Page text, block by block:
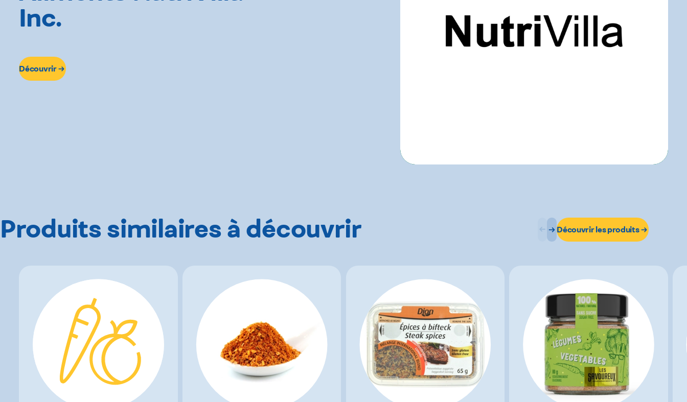
Inc.
Découvrir
Produits similaires à découvrir Découvrir les produits